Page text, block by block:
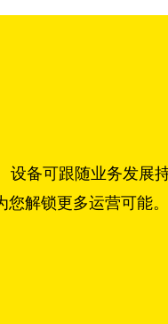
备可跟随业务发展
解锁更多运营可能。